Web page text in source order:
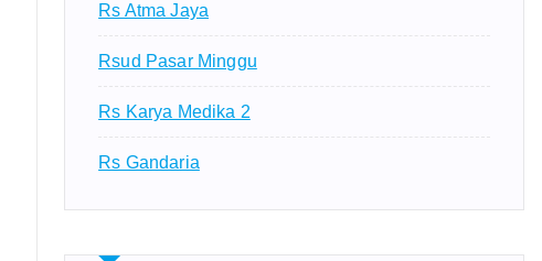
Rs Atma Jaya
Rsud Pasar Minggu
Rs Karya Medika 2
Rs Gandaria